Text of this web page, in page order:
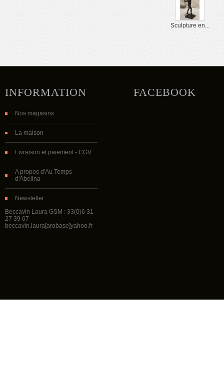
Sculpture en...
INFORMATION
Nos magasins
La maison
Livraison et paiement - CGV
A propos d'Au Temps
d'Abelina
Newsletter
Beccavin Laura GSM : 33(0)6 31
27 39 67
beccavin.laura[arobase]yahoo.fr
FACEBOOK